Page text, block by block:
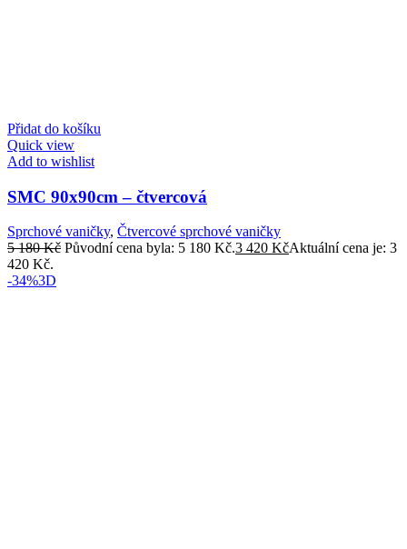
Přidat do košíku
Quick view
Add to wishlist
SMC 90x90cm – čtvercová
Sprchové vaničky, Čtvercové sprchové vaničky
5 180Kč Původní cena byla: 5 180 Kč.3 420 KčAktuální cena je: 3
420 Kč.
-34%3D